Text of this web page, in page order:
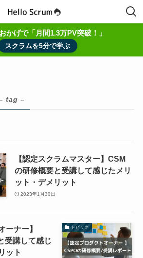
かげで「月間1.3万PV突破！」
スクラムを5分で学ぶ
tag –
【認定スクラムマスター】CSM
の研修概要と受講して感じたメリ
ット・デメリット
2023年1月30日
トピック
ーナー】
受講して感じ
ット